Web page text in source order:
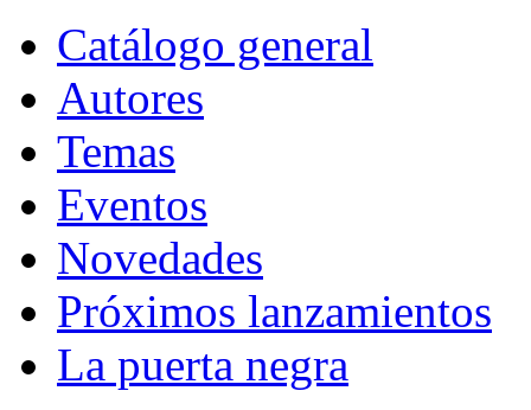
Catálogo general
Autores
Temas
Eventos
Novedades
Próximos lanzamientos
La puerta negra